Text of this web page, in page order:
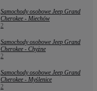
Samochody osobowe Jeep Grand
Cherokee - Miechów
2
Samochody osobowe Jeep Grand
Cherokee - Chyżne
2
Samochody osobowe Jeep Grand
Cherokee - Myślenice
2